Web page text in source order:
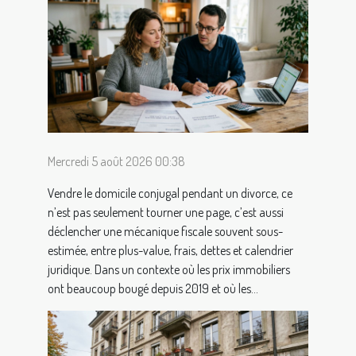
Mercredi 5 août 2026 00:38
Vendre le domicile conjugal pendant un divorce, ce
n’est pas seulement tourner une page, c’est aussi
déclencher une mécanique fiscale souvent sous-
estimée, entre plus-value, frais, dettes et calendrier
juridique. Dans un contexte où les prix immobiliers
ont beaucoup bougé depuis 2019 et où les...